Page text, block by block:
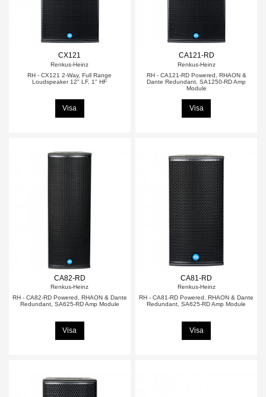
CX121
Renkus-Heinz
RH - CX121 2-Way, Full Range
Loudspeaker 12" LF, 1" HF
Visa
CA121-RD
Renkus-Heinz
RH - CA121-RD Powered, RHAON &
Dante Redundant, SA1250-RD Amp
Module
Visa
CA82-RD
Renkus-Heinz
RH - CA82-RD Powered, RHAON & Dante
Redundant, SA625-RD Amp Module
Visa
CA81-RD
Renkus-Heinz
RH - CA81-RD Powered, RHAON & Dante
Redundant, SA625-RD Amp Module
Visa